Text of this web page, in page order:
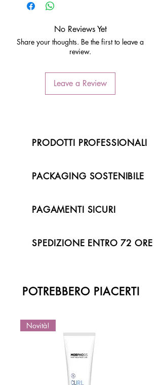
No Reviews Yet
Share your thoughts. Be the first to leave a
review.
Leave a Review
PRODOTTI PROFESSIONALI
PACKAGING SOSTENIBILE
PAGAMENTI SICURI
SPEDIZIONE ENTRO 72 ORE
POTREBBERO PIACERTI
Novità!